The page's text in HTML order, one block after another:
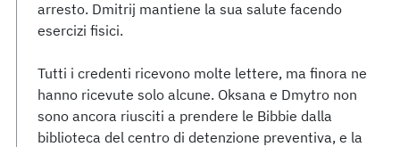
arresto. Dmitrij mantiene la sua salute facendo
esercizi fisici.
Tutti i credenti ricevono molte lettere, ma finora ne
hanno ricevute solo alcune. Oksana e Dmytro non
sono ancora riusciti a prendere le Bibbie dalla
biblioteca del centro di detenzione preventiva, e la